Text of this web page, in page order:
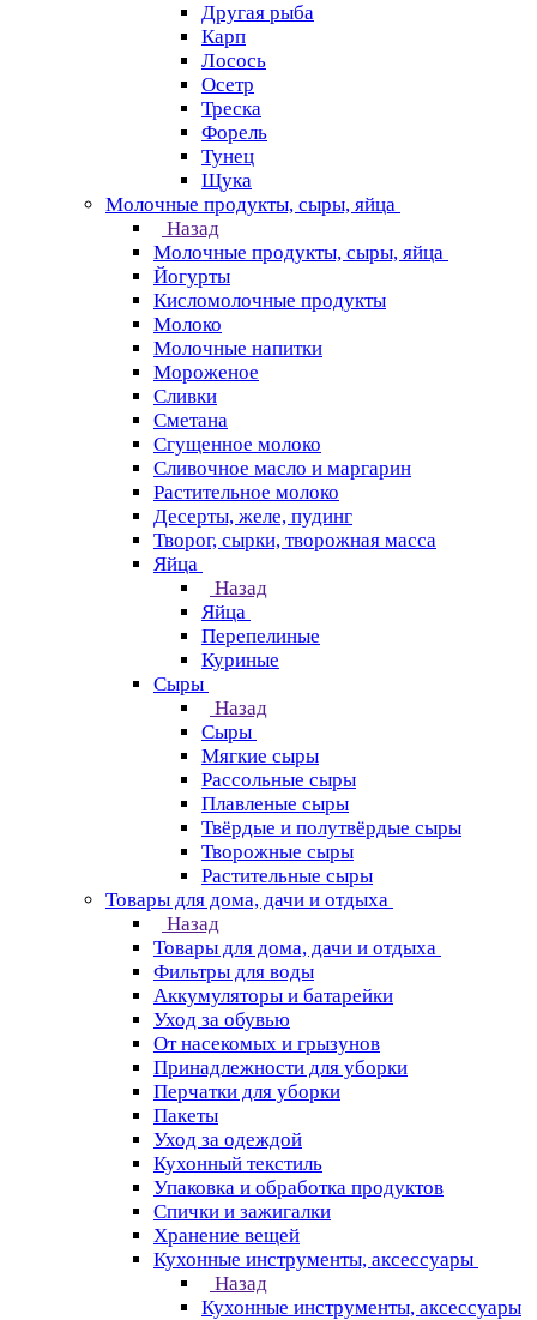
Другая рыба
Карп
Лосось
Осетр
Треска
Форель
Тунец
Щука
Молочные продукты, сыры, яйца
Назад
Молочные продукты, сыры, яйца
Йогурты
Кисломолочные продукты
Молоко
Молочные напитки
Мороженое
Сливки
Сметана
Сгущенное молоко
Сливочное масло и маргарин
Растительное молоко
Десерты, желе, пудинг
Творог, сырки, творожная масса
Яйца
Назад
Яйца
Перепелиные
Куриные
Сыры
Назад
Сыры
Мягкие сыры
Рассольные сыры
Плавленые сыры
Твёрдые и полутвёрдые сыры
Творожные сыры
Растительные сыры
Товары для дома, дачи и отдыха
Назад
Товары для дома, дачи и отдыха
Фильтры для воды
Аккумуляторы и батарейки
Уход за обувью
От насекомых и грызунов
Принадлежности для уборки
Перчатки для уборки
Пакеты
Уход за одеждой
Кухонный текстиль
Упаковка и обработка продуктов
Спички и зажигалки
Хранение вещей
Кухонные инструменты, аксессуары
Назад
Кухонные инструменты, аксессуары